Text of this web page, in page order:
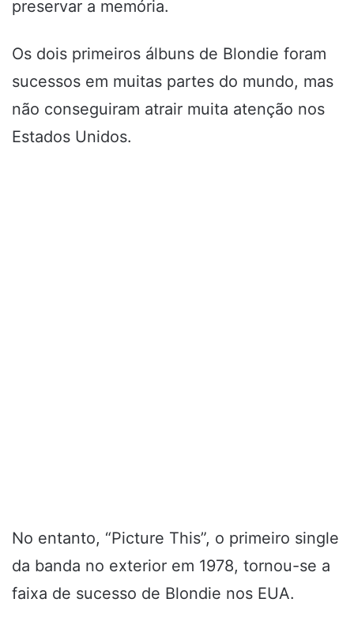
preservar a memória.
Os dois primeiros álbuns de Blondie foram
sucessos em muitas partes do mundo, mas
não conseguiram atrair muita atenção nos
Estados Unidos.
No entanto, “Picture This”, o primeiro single
da banda no exterior em 1978, tornou-se a
faixa de sucesso de Blondie nos EUA.